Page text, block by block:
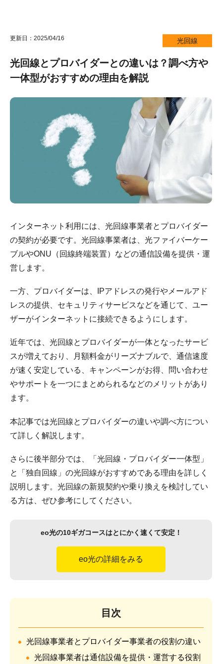
更新日：2025/04/16 光回線
光回線とプロバイダーとの違いは？調べ方や
一体型がおすすめの理由を解説
インターネット利用には、光回線事業者とプロバイダー
の契約が必要です。光回線事業者は、光ファイバーケー
ブルやONU（回線終端装置）などの通信設備を提供・運
営します。
一方、プロバイダーは、IPアドレスの発行やメールアド
レスの提供、セキュリティサービスなどを通じて、ユー
ザーがインターネットに接続できるようにします。
近年では、光回線とプロバイダーが一体となったサービ
スが増えており、月額料金がリーズナブルで、通信速度
が速く安定している、キャンペーンがお得、問い合わせ
やサポートを一つにまとめられるなどのメリットがあり
ます。
本記事では光回線とプロバイダーの違いや調べ方につい
て詳しく解説します。
さらに後半部分では、「光回線・プロバイダー一体型」
と「独自回線」の光回線がおすすめである理由を詳しく
説明します。光回線の新規契約や乗り換えを検討してい
る方は、ぜひ参考にしてください。
eo光の10ギガコースはとにかく速くて安定！
eo光の詳細をみる
目次
光回線事業者とプロバイダー事業者の役割の違い
光回線事業者は通信設備を提供・運営する役割